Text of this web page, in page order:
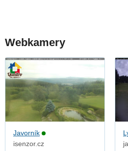
Webkamery
Javorník
isenzor.cz